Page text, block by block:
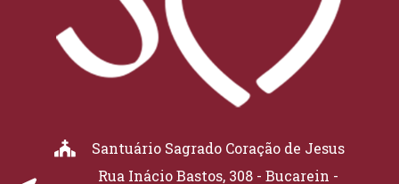
Santuário Sagrado Coração de Jesus
Rua Inácio Bastos, 308 - Bucarein -